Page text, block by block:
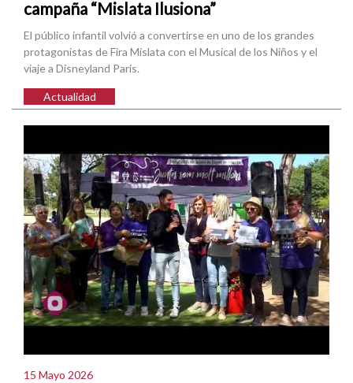
campaña “Mislata Ilusiona”
El público infantil volvió a convertirse en uno de los grandes
protagonistas de Fira Mislata con el Musical de los Niños y el
viaje a Disneyland Paris.
Actualidad
15 Mayo 2026